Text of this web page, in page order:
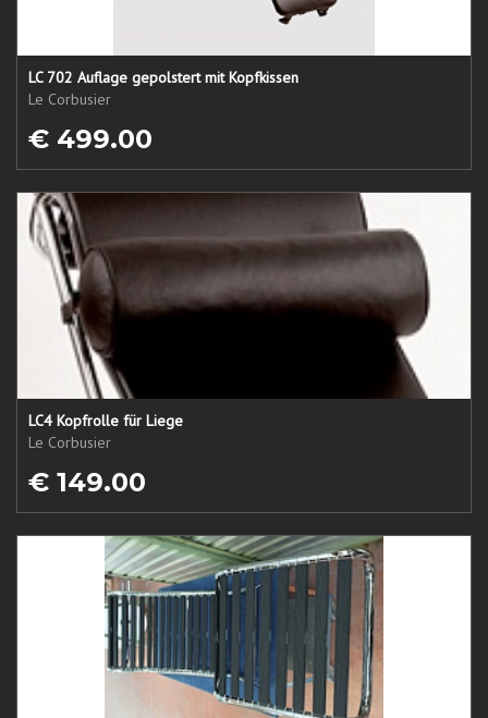
LC 702 Auflage gepolstert mit Kopfkissen
Le Corbusier
€ 499.00
LC4 Kopfrolle für Liege
Le Corbusier
€ 149.00